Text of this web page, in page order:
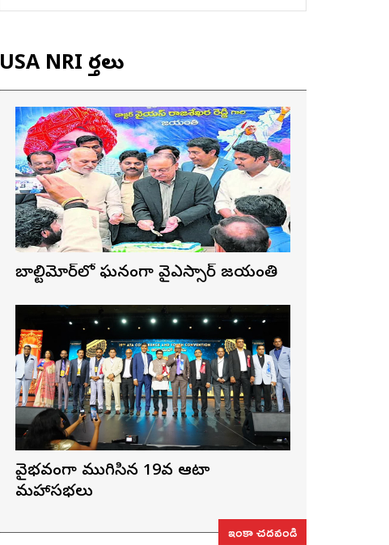
USA NRI వార్తలు
బాల్టిమోర్‌లో ఘనంగా వైఎస్సార్‌ జయంతి
వైభవంగా ముగిసిన 19వ ఆటా
మహాసభలు
ఇంకా చదవండి